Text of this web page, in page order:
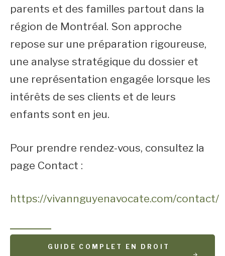
parents et des familles partout dans la
région de Montréal. Son approche
repose sur une préparation rigoureuse,
une analyse stratégique du dossier et
une représentation engagée lorsque les
intérêts de ses clients et de leurs
enfants sont en jeu.
Pour prendre rendez-vous, consultez la
page Contact :
https://vivannguyenavocate.com/contact/
GUIDE COMPLET EN DROIT